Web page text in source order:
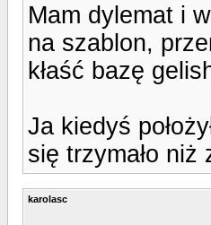
Mam dylemat i
na szablon,
kłaść bazę
Ja kiedyś
się trzymało
karolasc